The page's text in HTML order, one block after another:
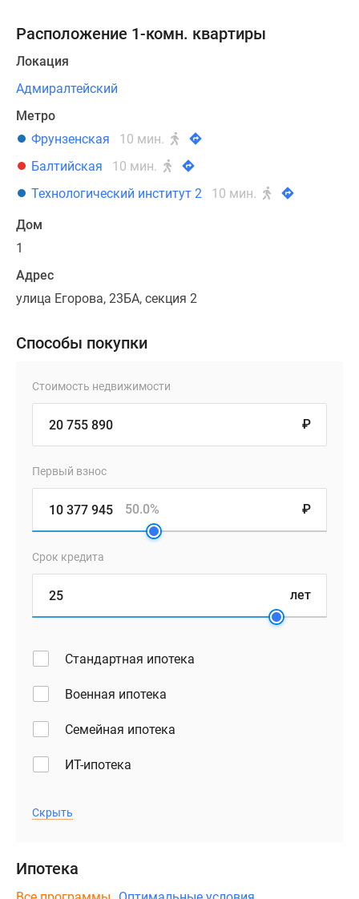
Расположение 1-комн. квартиры
Локация
Адмиралтейский
Метро
Фрунзенская
10 мин.
Балтийская
10 мин.
Технологический институт 2
10 мин.
Дом
1
Адрес
улица Егорова, 23БА, секция 2
Способы покупки
Стоимость недвижимости
₽
Первый взнос
₽
50.0%
Срок кредита
лет
Стандартная ипотека
Военная ипотека
Семейная ипотека
ИТ-ипотека
Скрыть
Ипотека